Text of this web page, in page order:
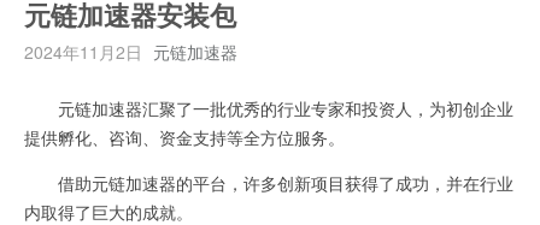
元链加速器安装包
2024年11月2日 元链加速器
元链加速器汇聚了一批优秀的行业专家和投资人，为初创企业
提供孵化、咨询、资金支持等全方位服务。
借助元链加速器的平台，许多创新项目获得了成功，并在行业
内取得了巨大的成就。